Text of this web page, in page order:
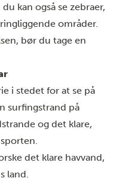
kan også se zebraer,
områder.
bør du tage en
i stedet for at se på
surfingstrand på
og det klare,
det klare havvand,
land.